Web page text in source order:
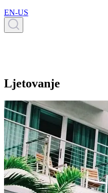
EN-US
Ljetovanje